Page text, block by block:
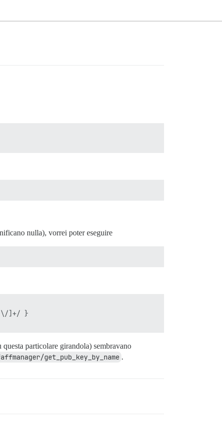
nulla), vorrei poter eseguire
]+/ }
particolare girandola) sembravano
get_pub_key_by_name .